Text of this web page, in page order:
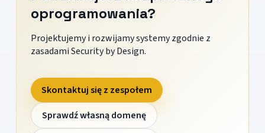
oprogramowania?
Projektujemy i rozwijamy systemy zgodnie z
zasadami Security by Design.
Skontaktuj się z zespołem
Sprawdź własną domenę